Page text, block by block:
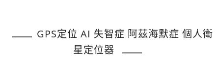
GPS定位 AI 失智症 阿茲海默症 個人衛
星定位器